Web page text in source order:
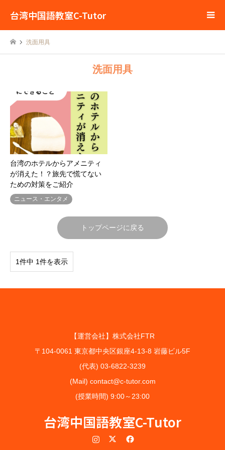
台湾中国語教室C-Tutor
洗面用具
洗面用具
台湾のホテルからアメニティ
が消えた！？旅先で慌てない
ための対策をご紹介
ニュース・エンタメ
トップページに戻る
1件中 1件を表示
【運営会社】株式会社FTR
〒104-0061 東京都中央区銀座4-13-8 岩藤ビル5F
(代表) 03-6822-3239
(Mail) contact@c-tutor.com
(授業時間) 9:00～23:00
台湾中国語教室C-Tutor